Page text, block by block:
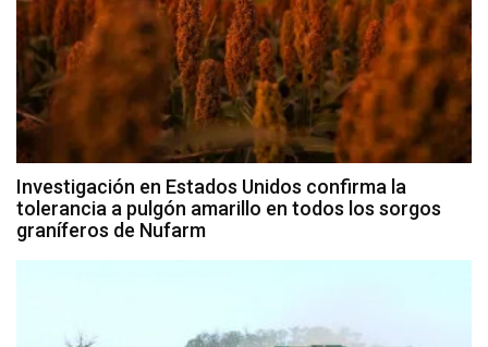
Investigación en Estados Unidos confirma la
tolerancia a pulgón amarillo en todos los sorgos
graníferos de Nufarm